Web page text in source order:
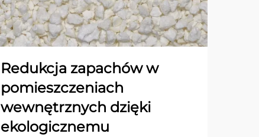
Redukcja zapachów w
pomieszczeniach
wewnętrznych dzięki
ekologicznemu